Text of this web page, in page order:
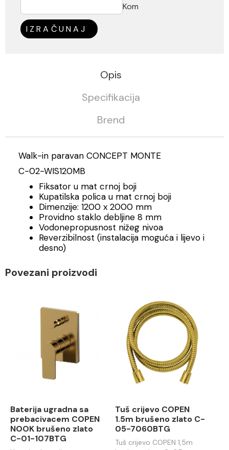
Kom
IZRAČUNAJ
Opis
Specifikacija
Brend
Walk-in paravan CONCEPT MONTE
C-02-WIS120MB
Fiksator u mat crnoj boji
Kupatilska polica u mat crnoj boji
Dimenzije: 1200 x 2000 mm
Providno staklo debljine 8 mm
Vodonepropusnost nižeg nivoa
Reverzibilnost (instalacija moguća i lijevo i
desno)
Povezani proizvodi
Baterija ugradna sa
prebacivacem COPEN
NOOK brušeno zlato
C-01-107BTG
Tuš crijevo COPEN
1.5m brušeno zlato C-
05-7060BTG
Tuš crijevo COPEN 1,5m